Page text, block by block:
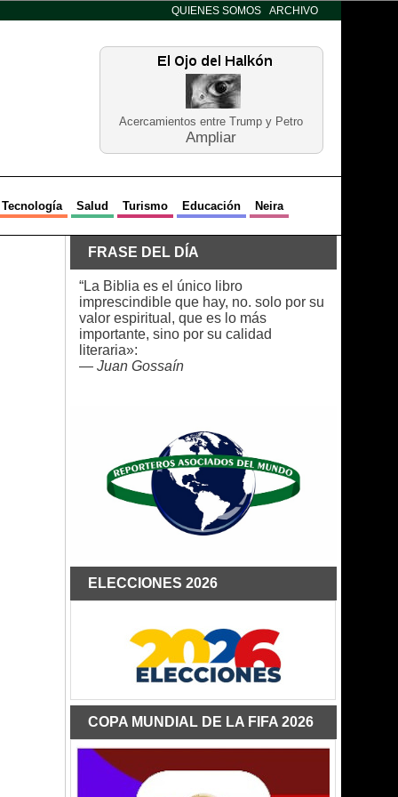
QUIENES SOMOS ARCHIVO
Acercamientos entre Trump y Petro
Ampliar
Tecnología Salud Turismo Educación Neira
FRASE DEL DÍA
“La Biblia es el único libro
imprescindible que hay, no. solo por su
valor espiritual, que es lo más
importante, sino por su calidad
literaria»:
— Juan Gossaín
ELECCIONES 2026
COPA MUNDIAL DE LA FIFA 2026